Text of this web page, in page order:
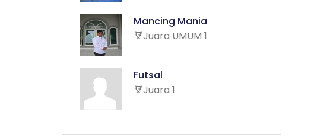
Mancing Mania
Juara UMUM 1
Futsal
Juara 1